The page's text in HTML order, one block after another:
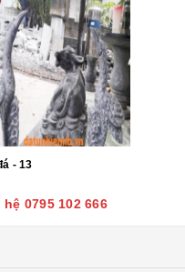
- 13
hệ 0795 102 666